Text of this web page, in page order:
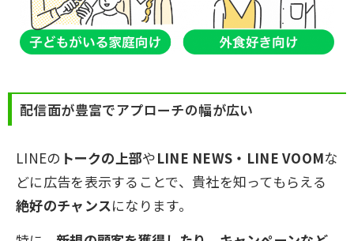
配信面が豊富でアプローチの幅が広い
LINEの トークの上部やLINE NEWS・LINE VOOMな
どに広告を表示することで、貴社を知ってもらえる
絶好のチャンスになります。